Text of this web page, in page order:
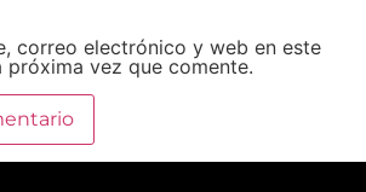
correo electrónico y web en este
próxima vez que comente.